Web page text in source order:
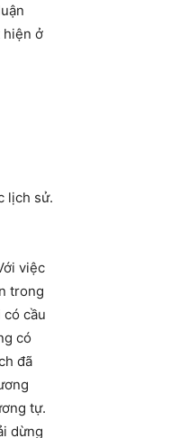
hiện ở
lịch sử.
việc
trong
cầu
có
đã
tự.
dừng